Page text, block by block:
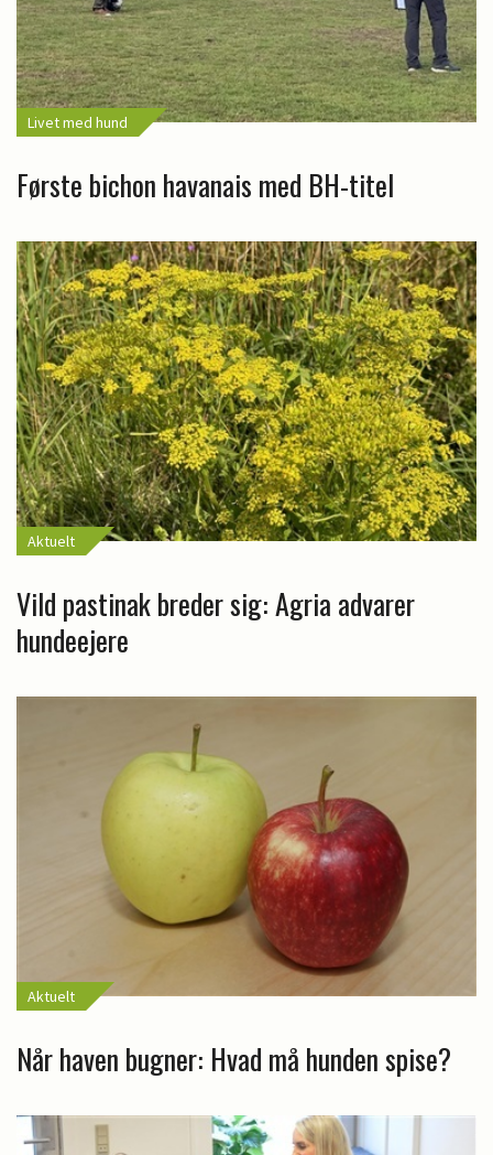
Livet med hund
Første bichon havanais med BH-titel
Aktuelt
Vild pastinak breder sig: Agria advarer
hundeejere
Aktuelt
Når haven bugner: Hvad må hunden spise?